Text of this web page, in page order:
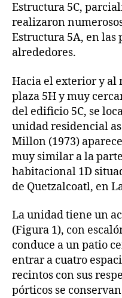
Estructura 5C,
realizaron
Estructura 5A, en las
alrededores.
Hacia el exterior y al
plaza 5H y muy
del edificio 5C, se
unidad residencial
Millon (1973)
muy similar a la
habitacional 1D
de Quetzalcoatl, en
La unidad tiene un
(Figura 1), con
conduce a un patio
entrar a cuatro
recintos con sus
pórticos se